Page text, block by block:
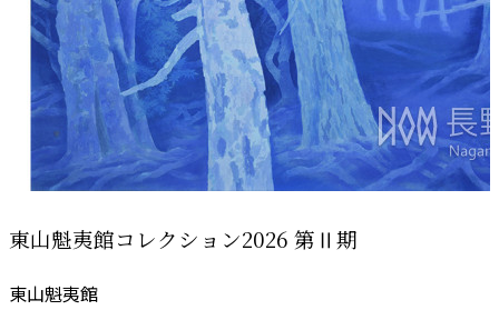
東山魁夷館コレクション2026 第Ⅱ期
東山魁夷館